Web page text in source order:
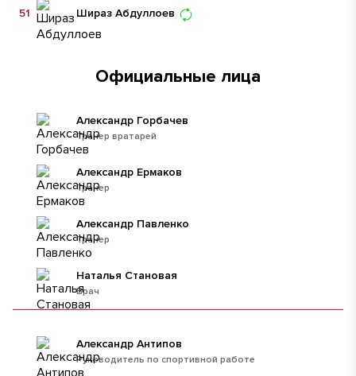
Шираз Абдуллоев
51
Официальные лица
Тренер вратарей
Александр Горбачев
Тренер
Александр Ермаков
Тренер
Александр Павленко
Врач
Наталья Становая
Руководитель по спортивной работе
Александр Антипов